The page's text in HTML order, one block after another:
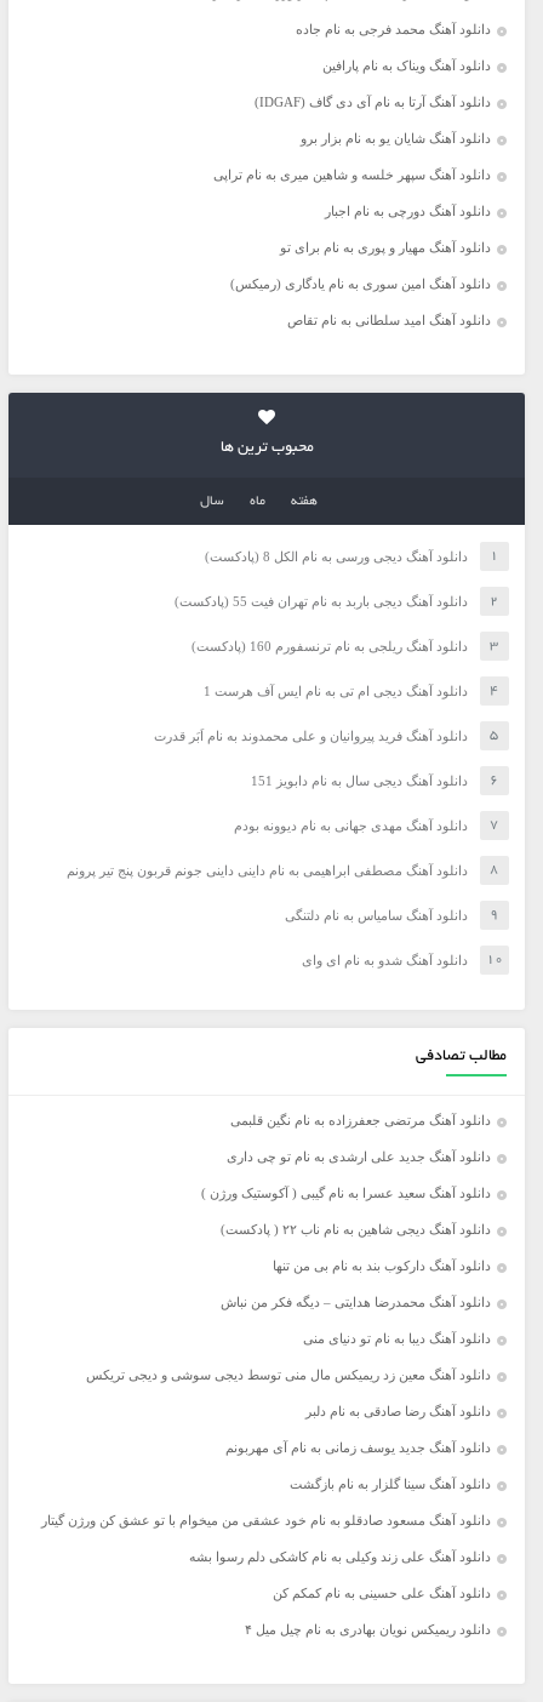
دانلود آهنگ محمد فرجی به نام جاده
دانلود آهنگ ویناک به نام پارافین
دانلود آهنگ آرتا به نام آی دی گاف (IDGAF)
دانلود آهنگ شایان یو به نام بزار برو
دانلود آهنگ سپهر خلسه و شاهین میری به نام تراپی
دانلود آهنگ دورچی به نام اجبار
دانلود آهنگ مهیار و پوری به نام برای تو
دانلود آهنگ امین سوری به نام یادگاری (رمیکس)
دانلود آهنگ امید سلطانی به نام تقاص
محبوب ترین ها
هفته ماه سال
دانلود آهنگ دیجی ورسی به نام الکل 8 (پادکست)
دانلود آهنگ دیجی باربد به نام تهران فیت 55 (پادکست)
دانلود آهنگ ریلجی به نام ترنسفورم 160 (پادکست)
دانلود آهنگ دیجی ام تی به نام ایس آف هرست 1
دانلود آهنگ فرید پیروانیان و علی محمدوند به نام اَبَر قدرت
دانلود آهنگ دیجی سال به نام دابویز 151
دانلود آهنگ مهدی جهانی به نام دیوونه بودم
دانلود آهنگ مصطفی ابراهیمی به نام داینی داینی جونم قربون پنج تیر پرونم
دانلود آهنگ سامیاس به نام دلتنگی
دانلود آهنگ شدو به نام ای وای
مطالب تصادفی
دانلود آهنگ مرتضی جعفرزاده به نام نگین قلبمی
دانلود آهنگ جدید علی ارشدی به نام تو چی داری
دانلود آهنگ سعید عسرا به نام گیبی ( آکوستیک ورژن )
دانلود آهنگ دیجی شاهین به نام ناب ۲۲ ( پادکست)
دانلود آهنگ دارکوب بند به نام بی من تنها
دانلود آهنگ محمدرضا هدایتی – دیگه فکر من نباش
دانلود آهنگ دیبا به نام تو دنیای منی
دانلود آهنگ معین زد ریمیکس مال منی توسط دیجی سوشی و دیجی تریکس
دانلود آهنگ رضا صادقی به نام دلبر
دانلود آهنگ جدید یوسف زمانی به نام آی مهربونم
دانلود آهنگ سینا گلزار به نام بازگشت
دانلود آهنگ مسعود صادقلو به نام خود عشقی من میخوام با تو عشق کن ورژن گیتار
دانلود آهنگ علی زند وکیلی به نام کاشکی دلم رسوا بشه
دانلود آهنگ علی حسینی به نام کمکم کن
دانلود ریمیکس نویان بهادری به نام چیل میل ۴